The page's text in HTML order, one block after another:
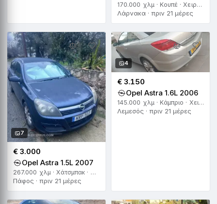
170.000 χλμ · Κουπέ · Χειροκίνητο
Λάρνακα · πριν 21 μέρες
7
€ 3.000
Opel Astra 1.5L 2007
267.000 χλμ · Χάτσμπακ · Χειροκίνητο
Πάφος · πριν 21 μέρες
4
€ 3.150
Opel Astra 1.6L 2006
145.000 χλμ · Κάμπριο · Χειροκίνητο
Λεμεσός · πριν 21 μέρες